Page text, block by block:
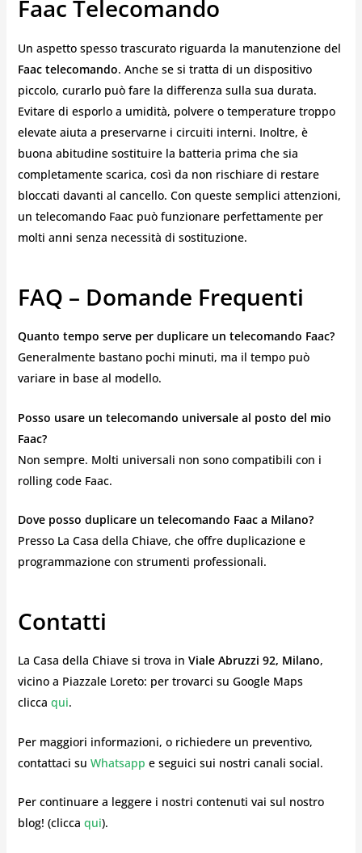
Faac Telecomando
Un aspetto spesso trascurato riguarda la manutenzione del
Faac telecomando. Anche se si tratta di un dispositivo
piccolo, curarlo può fare la differenza sulla sua durata.
Evitare di esporlo a umidità, polvere o temperature troppo
elevate aiuta a preservarne i circuiti interni. Inoltre, è
buona abitudine sostituire la batteria prima che sia
completamente scarica, così da non rischiare di restare
bloccati davanti al cancello. Con queste semplici attenzioni,
un telecomando Faac può funzionare perfettamente per
molti anni senza necessità di sostituzione.
FAQ – Domande Frequenti
Quanto tempo serve per duplicare un telecomando Faac?
Generalmente bastano pochi minuti, ma il tempo può
variare in base al modello.
Posso usare un telecomando universale al posto del mio
Faac?
Non sempre. Molti universali non sono compatibili con i
rolling code Faac.
Dove posso duplicare un telecomando Faac a Milano?
Presso La Casa della Chiave, che offre duplicazione e
programmazione con strumenti professionali.
Contatti
La Casa della Chiave si trova in Viale Abruzzi 92, Milano,
vicino a Piazzale Loreto: per trovarci su Google Maps
clicca qui.
Per maggiori informazioni, o richiedere un preventivo,
contattaci su Whatsapp e seguici sui nostri canali social.
Per continuare a leggere i nostri contenuti vai sul nostro
blog! (clicca qui).